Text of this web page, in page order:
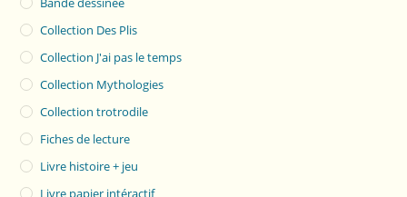
Collection Des Plis
Collection J'ai pas le temps
Collection Mythologies
Collection trotrodile
Fiches de lecture
Livre histoire + jeu
Livre papier intéractif